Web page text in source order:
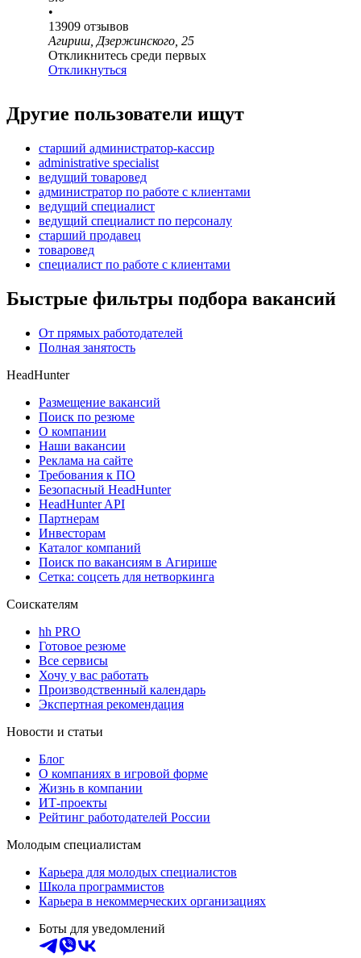
•
13909 отзывов
Агириш, Дзержинского, 25
Откликнитесь среди первых
Откликнуться
Другие пользователи ищут
старший администратор-кассир
administrative specialist
ведущий товаровед
администратор по работе с клиентами
ведущий специалист
ведущий специалист по персоналу
старший продавец
товаровед
специалист по работе с клиентами
Быстрые фильтры подбора вакансий
От прямых работодателей
Полная занятость
HeadHunter
Размещение вакансий
Поиск по резюме
О компании
Наши вакансии
Реклама на сайте
Требования к ПО
Безопасный HeadHunter
HeadHunter API
Партнерам
Инвесторам
Каталог компаний
Поиск по вакансиям в Агирише
Сетка: соцсеть для нетворкинга
Соискателям
hh PRO
Готовое резюме
Все сервисы
Хочу у вас работать
Производственный календарь
Экспертная рекомендация
Новости и статьи
Блог
О компаниях в игровой форме
Жизнь в компании
ИТ-проекты
Рейтинг работодателей России
Молодым специалистам
Карьера для молодых специалистов
Школа программистов
Карьера в некоммерческих организациях
Боты для уведомлений